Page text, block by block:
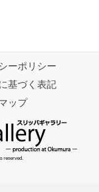
ーポリシー
基づく表記
ップ
reserved.